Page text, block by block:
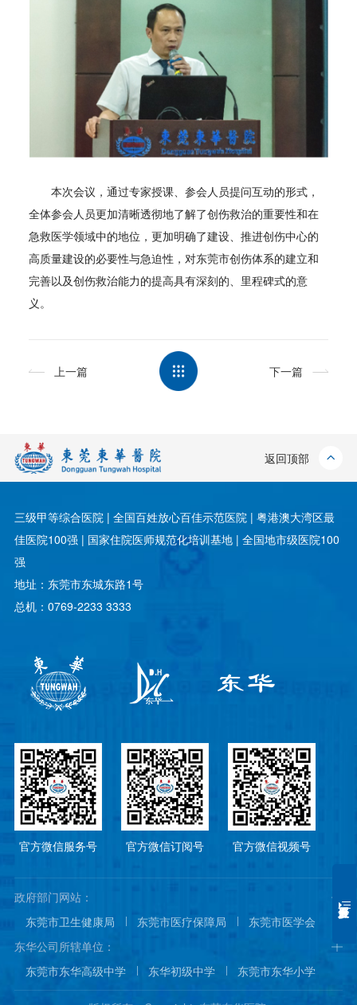
本次会议，通过专家授课、参会人员提问互动的形式，
全体参会人员更加清晰透彻地了解了创伤救治的重要性和在
急救医学领域中的地位，更加明确了建设、推进创伤中心的
高质量建设的必要性与急迫性，对东莞市创伤体系的建立和
完善以及创伤救治能力的提高具有深刻的、里程碑式的意
义。
上一篇 下一篇
返回顶部
三级甲等综合医院 | 全国百姓放心百佳示范医院 | 粤港澳大湾区最
佳医院100强 | 国家住院医师规范化培训基地 | 全国地市级医院100
强
地址：东莞市东城东路1号
总机：0769-2233 3333
官方微信服务号 官方微信订阅号 官方微信视频号
政府部门网站：
东莞市卫生健康局
东莞市医疗保障局
东莞市医学会
东莞市医院协会
东华公司所辖单位：
东莞市东华高级中学
东华初级中学
东莞市东华小学
东莞市东华幼儿园
东城国际酒店
东华阳光城